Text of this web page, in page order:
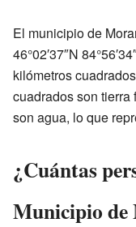
El municipio de
46°02′37″N
kilómetros
cuadrados son tierra
son agua, lo que
¿Cuántas
Municipio de